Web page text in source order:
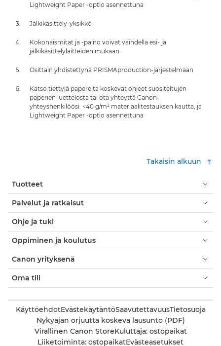
Lightweight Paper -optio asennettuna
Jälkikäsittely-yksikkö
Kokonaismitat ja -paino voivat vaihdella esi- ja
jälkikäsittelylaitteiden mukaan
Osittain yhdistettynä PRISMAproduction-järjestelmään
Katso tiettyjä papereita koskevat ohjeet suositeltujen
paperien luettelosta tai ota yhteyttä Canon-
yhteyshenkilöösi. <40 g/m² materiaalitestauksen kautta, ja
Lightweight Paper -optio asennettuna
Takaisin alkuun
Tuotteet
Palvelut ja ratkaisut
Ohje ja tuki
Oppiminen ja koulutus
Canon yrityksenä
Oma tili
KäyttöehdotEvästekäytäntöSaavutettavuusTietosuoja
Nykyajan orjuutta koskeva lausunto (PDF)
Virallinen Canon StoreKuluttaja: ostopaikat
Liiketoiminta: ostopaikatEvästeasetukset